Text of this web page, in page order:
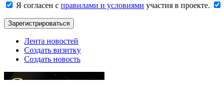
Я согласен с правилами и условиями участия в проекте.
Зарегистрироваться
Лента новостей
Создать визитку
Создать новость